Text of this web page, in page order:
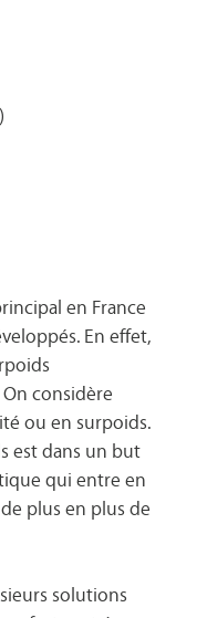
en France
En effet,
considère
ou en surpoids.
est dans un but
qui entre en
plus en plus de
solutions